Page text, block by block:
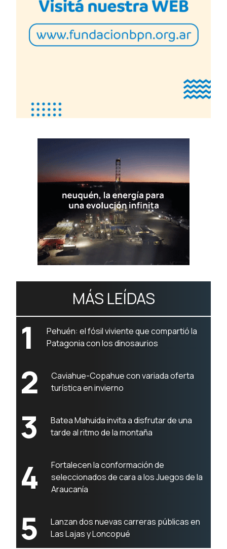
MÁS LEÍDAS
1
Pehuén: el fósil viviente que compartió la
Patagonia con los dinosaurios
2
Caviahue-Copahue con variada oferta
turística en invierno
3
Batea Mahuida invita a disfrutar de una
tarde al ritmo de la montaña
4
Fortalecen la conformación de
seleccionados de cara a los Juegos de la
Araucanía
5
Lanzan dos nuevas carreras públicas en
Las Lajas y Loncopué